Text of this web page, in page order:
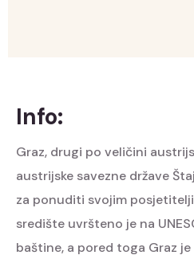
Info:
Graz, drugi po veličini
austrijske savezne države
za ponuditi svojim
središte uvršteno je na
baštine, a pored toga Graz